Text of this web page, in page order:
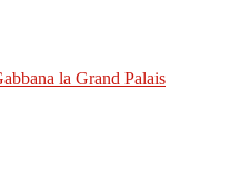
la Grand Palais